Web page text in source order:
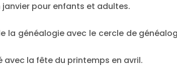
janvier pour enfants et adultes.
la généalogie avec le cercle de
avec la fête du printemps en avril.